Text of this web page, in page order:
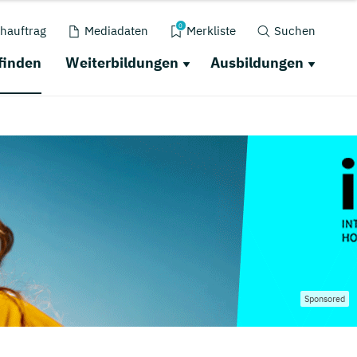
Mediadaten 0 Merkliste Suchen
Weiterbildungen Ausbildungen
Sponsored